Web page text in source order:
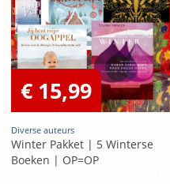
€ 15,99
Diverse auteurs
Winter Pakket | 5 Winterse
Boeken | OP=OP